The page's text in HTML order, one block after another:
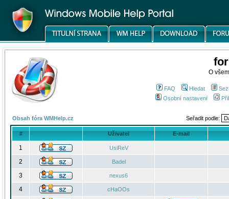
O
FAQ Hledat
Osobní nastavení
Obsah fóra WMHelp.cz Seřadit podle:
# Uživatel E-mail
1 UsiReV
2 Badel
3 nexus6
4 cHaOOs